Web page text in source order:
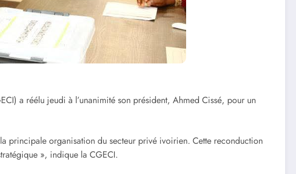
a réélu jeudi à l’unanimité son président, Ahmed Cissé, pour un
principale organisation du secteur privé ivoirien. Cette reconduction
», indique la CGECI.